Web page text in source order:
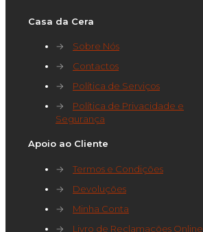
Casa da Cera
→
Sobre Nós
→
Contactos
→
Política de Serviços
→
Política de Privacidade e
Segurança
Apoio ao Cliente
→
Termos e Condições
→
Devoluções
→
Minha Conta
→
Livro de Reclamações Online